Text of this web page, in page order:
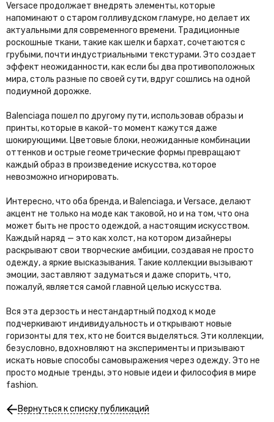
Versace продолжает внедрять элементы, которые
напоминают о старом голливудском гламуре, но делает их
актуальными для современного времени. Традиционные
роскошные ткани, такие как шелк и бархат, сочетаются с
грубыми, почти индустриальными текстурами. Это создает
эффект неожиданности, как если бы два противоположных
мира, столь разные по своей сути, вдруг сошлись на одной
подиумной дорожке.
Balenciaga пошел по другому пути, использовав образы и
принты, которые в какой-то момент кажутся даже
шокирующими. Цветовые блоки, неожиданные комбинации
оттенков и острые геометрические формы превращают
каждый образ в произведение искусства, которое
невозможно игнорировать.
Интересно, что оба бренда, и Balenciaga, и Versace, делают
акцент не только на моде как таковой, но и на том, что она
может быть не просто одеждой, а настоящим искусством.
Каждый наряд — это как холст, на котором дизайнеры
раскрывают свои творческие амбиции, создавая не просто
одежду, а яркие высказывания. Такие коллекции вызывают
эмоции, заставляют задуматься и даже спорить, что,
пожалуй, является самой главной целью искусства.
Вся эта дерзость и нестандартный подход к моде
подчеркивают индивидуальность и открывают новые
горизонты для тех, кто не боится выделяться. Эти коллекции,
безусловно, вдохновляют на эксперименты и призывают
искать новые способы самовыражения через одежду. Это не
просто модные тренды, это новые идеи и философия в мире
fashion.
Вернуться к списку публикаций